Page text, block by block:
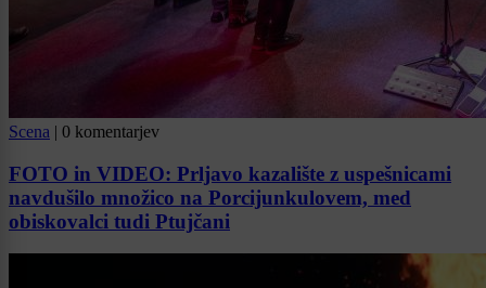
Scena | 0 komentarjev
FOTO in VIDEO: Prljavo kazalište z uspešnicami
navdušilo množico na Porcijunkulovem, med
obiskovalci tudi Ptujčani